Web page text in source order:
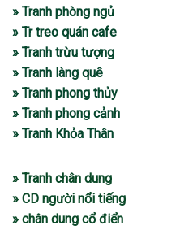
» Tranh phòng ngủ
» Tr treo quán cafe
» Tranh trừu tượng
» Tranh làng quê
» Tranh phong thủy
» Tranh phong cảnh
» Tranh Khỏa Thân
» Tranh chân dung
» CD người nổi tiếng
» chân dung cổ điển